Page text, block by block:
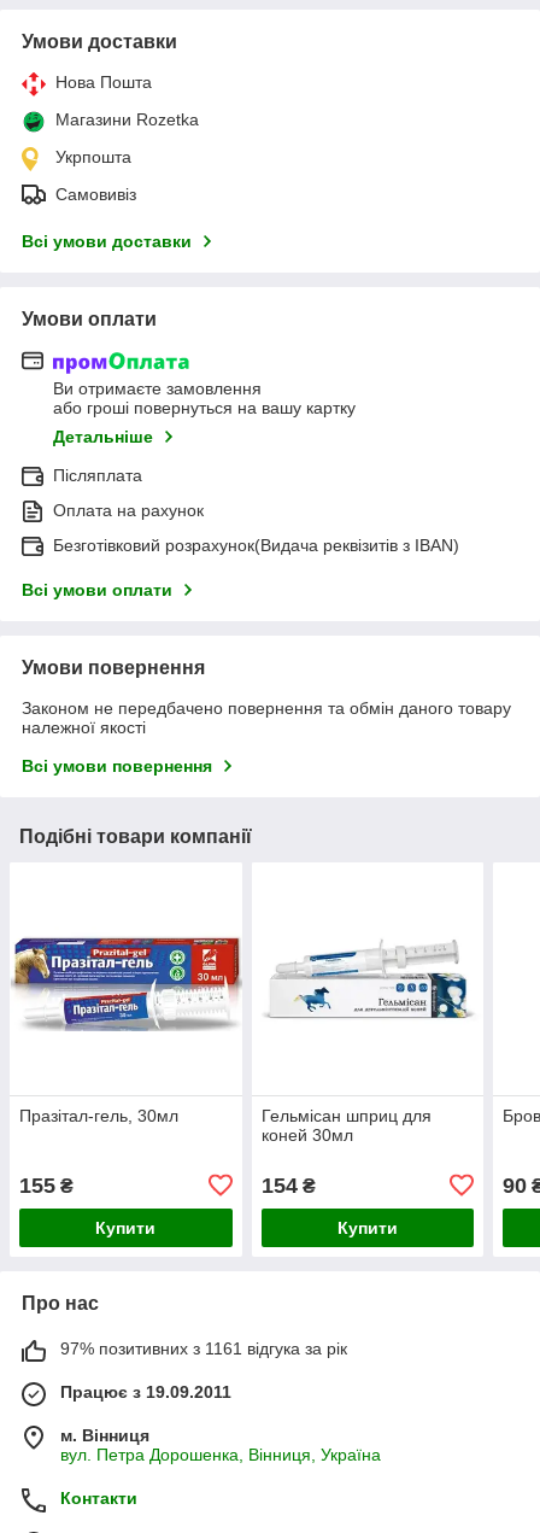
Умови доставки
Нова Пошта
Магазини Rozetka
Укрпошта
Самовивіз
Всі умови доставки
Умови оплати
Ви отримаєте замовлення
або гроші повернуться на вашу картку
Детальніше
Післяплата
Оплата на рахунок
Безготівковий розрахунок(Видача реквізитів з IBAN)
Всі умови оплати
Умови повернення
Законом не передбачено повернення та обмін даного товару
належної якості
Всі умови повернення
Подібні товари компанії
Празітал-гель, 30мл
155 ₴
Купити
Гельмісан шприц для
коней 30мл
154₴
Купити
90
Про нас
97% позитивних з 1161 відгука за рік
Працює з 19.09.2011
м. Вінниця
вул. Петра Дорошенка, Вінниця, Україна
Контакти